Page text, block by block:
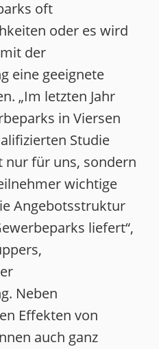
oft
oder es wird
der
eine geeignete
„Im letzten Jahr
in Viersen
Studie
nur für uns, sondern
wichtige
Angebotsstruktur
liefert“,
Neben
Effekten von
auch ganz